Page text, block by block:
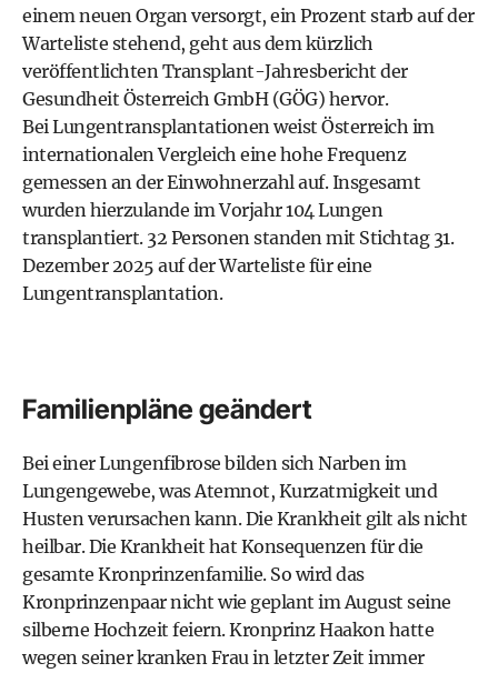
einem neuen Organ versorgt, ein Prozent starb auf der
Warteliste stehend, geht aus dem kürzlich
veröffentlichten Transplant-Jahresbericht der
Gesundheit Österreich GmbH (GÖG) hervor.
Bei Lungentransplantationen weist Österreich im
internationalen Vergleich eine hohe Frequenz
gemessen an der Einwohnerzahl auf. Insgesamt
wurden hierzulande im Vorjahr 104 Lungen
transplantiert. 32 Personen standen mit Stichtag 31.
Dezember 2025 auf der Warteliste für eine
Lungentransplantation.
Familienpläne geändert
Bei einer Lungenfibrose bilden sich Narben im
Lungengewebe, was Atemnot, Kurzatmigkeit und
Husten verursachen kann. Die Krankheit gilt als nicht
heilbar. Die Krankheit hat Konsequenzen für die
gesamte Kronprinzenfamilie. So wird das
Kronprinzenpaar nicht wie geplant im August seine
silberne Hochzeit feiern. Kronprinz Haakon hatte
wegen seiner kranken Frau in letzter Zeit immer